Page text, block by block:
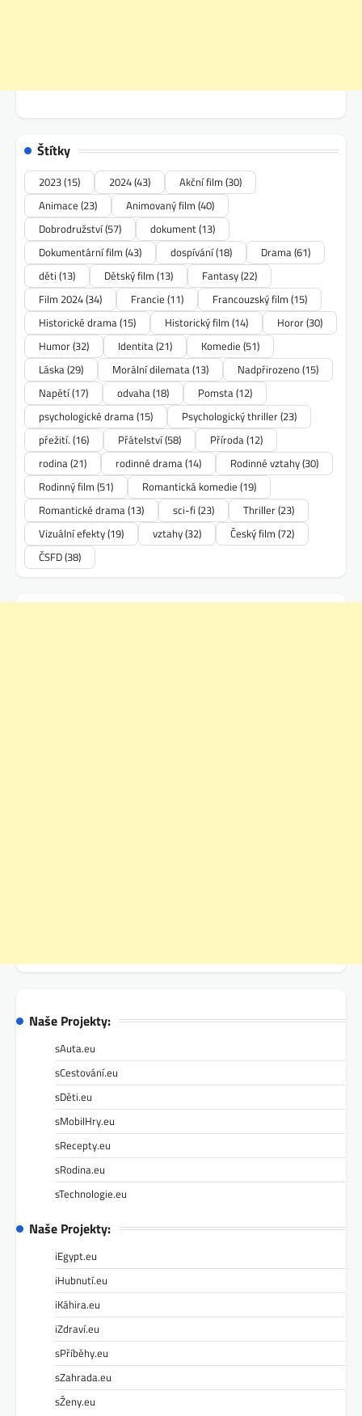
Štítky
2023(15) 2024(43) Akční film (30)
Animace (23) Animovaný film (40)
Dobrodružství(57) dokument(13)
Dokumentární film (43) dospívání(18) Drama(61)
děti (13) Dětský film (13) Fantasy(22)
Film 2024(34) Francie (11) Francouzský film (15)
Historické drama(15) Historický film (14) Horor(30)
Humor(32) Identita(21) Komedie (51)
Láska(29) Morální dilemata(13) Nadpřirozeno(15)
Napětí(17) odvaha(18) Pomsta(12)
psychologické drama(15) Psychologický thriller(23)
přežití. (16) Přátelství(58) Příroda(12)
rodina(21) rodinné drama(14) Rodinné vztahy(30)
Rodinný film (51) Romantická komedie (19)
Romantické drama(13) sci-fi (23) Thriller(23)
Vizuální efekty(19) vztahy(32) Český film (72)
ČSFD(38)
Naše Projekty:
sAuta.eu
sCestování.eu
sDěti.eu
sMobilHry.eu
sRecepty.eu
sRodina.eu
sTechnologie.eu
Naše Projekty:
iEgypt.eu
iHubnutí.eu
iKáhira.eu
iZdraví.eu
sPříběhy.eu
sZahrada.eu
sŽeny.eu